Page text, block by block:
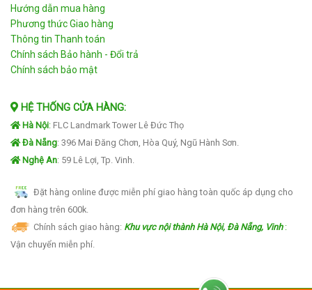
Hướng dẫn mua hàng
Phương thức Giao hàng
Thông tin Thanh toán
Chính sách Bảo hành - Đổi trả
Chính sách bảo mật
HỆ THỐNG CỬA HÀNG:
Hà Nội: FLC Landmark Tower Lê Đức Thọ
Đà Nẵng: 396 Mai Đăng Chơn, Hòa Quý, Ngũ Hành Sơn.
Nghệ An: 59 Lê Lợi, Tp. Vinh.
Đặt hàng online được miễn phí giao hàng toàn quốc áp dụng cho
đơn hàng trên 600k.
Chính sách giao hàng: Khu vực nội thành Hà Nội, Đà Nẵng, Vinh:
Vận chuyển miễn phí.